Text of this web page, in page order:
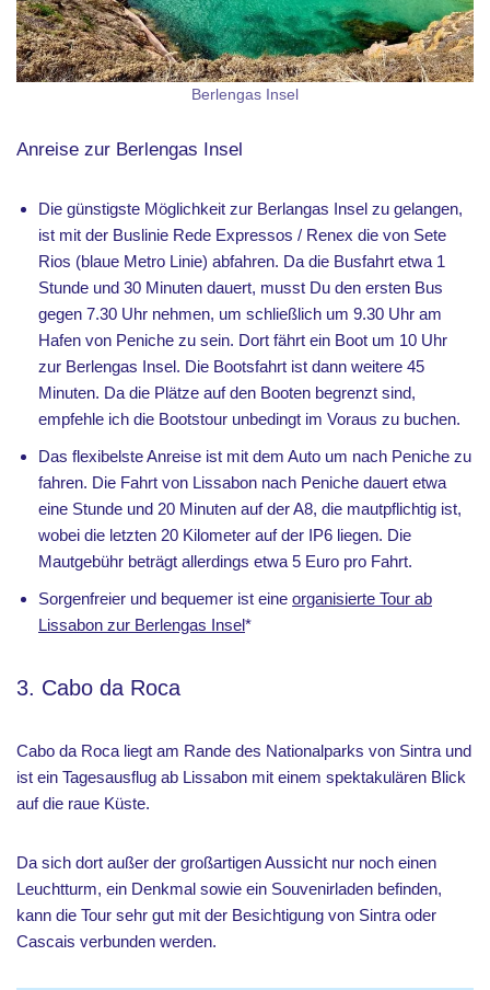
Berlengas Insel
Anreise zur Berlengas Insel
Die günstigste Möglichkeit zur Berlangas Insel zu gelangen,
ist mit der Buslinie Rede Expressos / Renex die von Sete
Rios (blaue Metro Linie) abfahren. Da die Busfahrt etwa 1
Stunde und 30 Minuten dauert, musst Du den ersten Bus
gegen 7.30 Uhr nehmen, um schließlich um 9.30 Uhr am
Hafen von Peniche zu sein. Dort fährt ein Boot um 10 Uhr
zur Berlengas Insel. Die Bootsfahrt ist dann weitere 45
Minuten. Da die Plätze auf den Booten begrenzt sind,
empfehle ich die Bootstour unbedingt im Voraus zu buchen.
Das flexibelste Anreise ist mit dem Auto um nach Peniche zu
fahren. Die Fahrt von Lissabon nach Peniche dauert etwa
eine Stunde und 20 Minuten auf der A8, die mautpflichtig ist,
wobei die letzten 20 Kilometer auf der IP6 liegen. Die
Mautgebühr beträgt allerdings etwa 5 Euro pro Fahrt.
Sorgenfreier und bequemer ist eine organisierte Tour ab
Lissabon zur Berlengas Insel*
3. Cabo da Roca
Cabo da Roca liegt am Rande des Nationalparks von Sintra und
ist ein Tagesausflug ab Lissabon mit einem spektakulären Blick
auf die raue Küste.
Da sich dort außer der großartigen Aussicht nur noch einen
Leuchtturm, ein Denkmal sowie ein Souvenirladen befinden,
kann die Tour sehr gut mit der Besichtigung von Sintra oder
Cascais verbunden werden.